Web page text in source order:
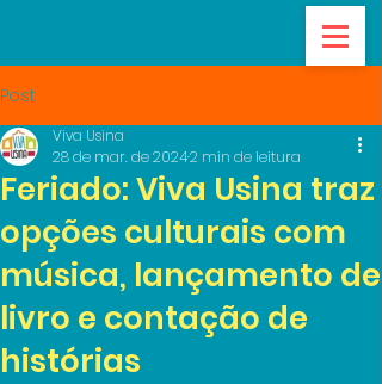
Post
Feriado: Viva Usina traz
opções culturais com
música, lançamento de
livro e contação de
histórias
Viva Usina
28 de mar. de 20242 min de leitura